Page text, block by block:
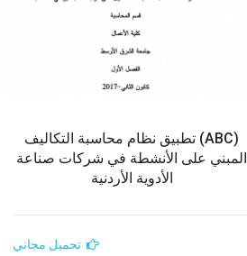
(ABC) تطبيق نظام محاسبة التكاليف
المبني على الأنشطة في شركات صناعة
الأدوية الأردنية
تحميل مجاني